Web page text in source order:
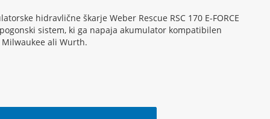
hidravlične škarje Weber Rescue RSC 170 E-FORCE
sistem, ki ga napaja akumulator kompatibilen
ali Wurth.